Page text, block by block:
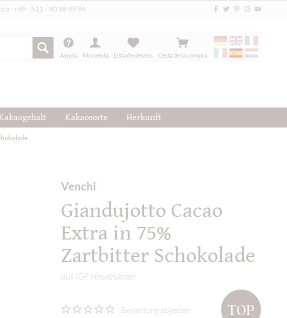
+49 - 511 - 90 88 99 84
Ayuda Mi cuenta Lista de deseos Cesta de la compra
Kakaosorte Herkunft
Venchi
Giandujotto Cacao
Extra in 75%
Zartbitter Schokolade
aus IGP Haselnüssen
TOP
Bewertung abgeben